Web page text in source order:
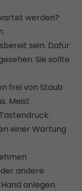
werden?
sein. Dafür
Sie sollte
frei von Staub
Meist
einer Wartung
andere
anlegen.